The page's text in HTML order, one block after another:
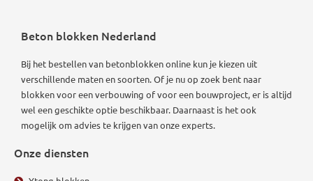
Beton blokken Nederland
Bij het bestellen van betonblokken online kun je kiezen uit
verschillende maten en soorten. Of je nu op zoek bent naar
blokken voor een verbouwing of voor een bouwproject, er is altijd
wel een geschikte optie beschikbaar. Daarnaast is het ook
mogelijk om advies te krijgen van onze experts.
Onze diensten